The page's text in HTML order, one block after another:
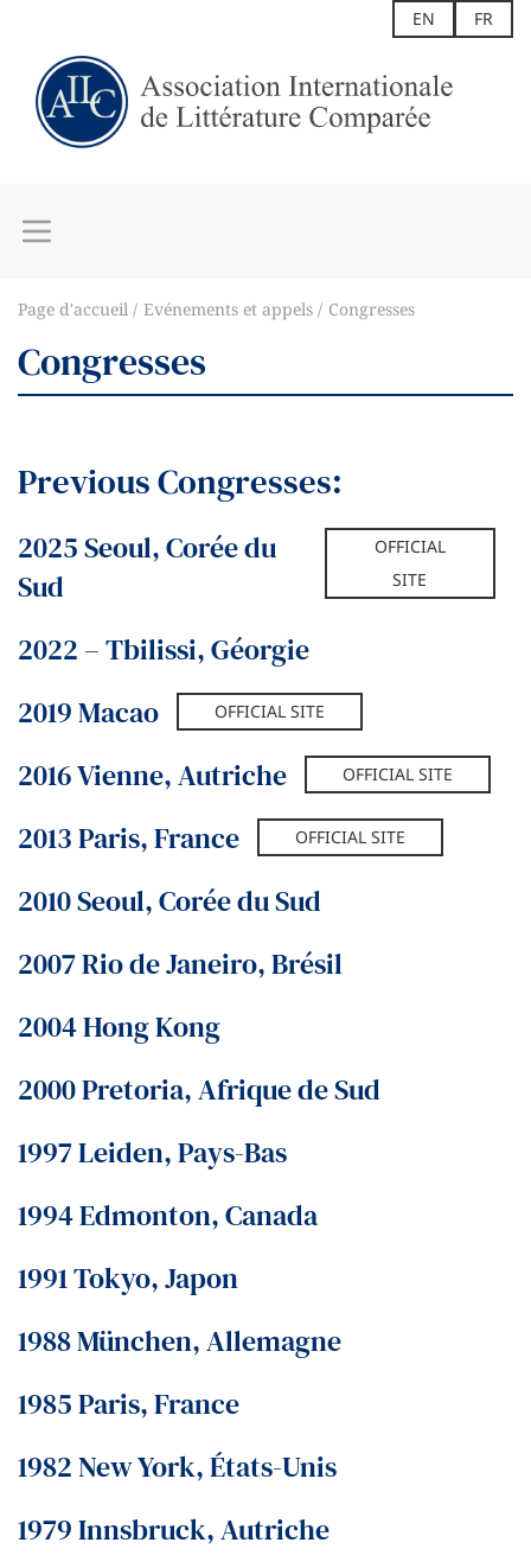
EN FR
Page d'accueil Evénements et appels Congresses
Congresses
Previous Congresses:
2025 Seoul, Corée du
Sud
OFFICIAL
SITE
2022 – Tbilissi, Géorgie
2019 Macao
OFFICIAL SITE
2016 Vienne, Autriche OFFICIAL SITE
2013 Paris, France OFFICIAL SITE
2010 Seoul, Corée du Sud
2007 Rio de Janeiro, Brésil
2004 Hong Kong
2000 Pretoria, Afrique de Sud
1997 Leiden, Pays-Bas
1994 Edmonton, Canada
1991 Tokyo, Japon
1988 München, Allemagne
1985 Paris, France
1982 New York, États-Unis
1979 Innsbruck, Autriche